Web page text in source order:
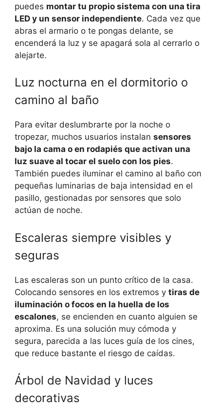
puedes montar tu propio sistema con una tira
LED y un sensor independiente. Cada vez que
abras el armario o te pongas delante, se
encenderá la luz y se apagará sola al cerrarlo o
alejarte.
Luz nocturna en el dormitorio o
camino al baño
Para evitar deslumbrarte por la noche o
tropezar, muchos usuarios instalan sensores
bajo la cama o en rodapiés que activan una
luz suave al tocar el suelo con los pies.
También puedes iluminar el camino al baño con
pequeñas luminarias de baja intensidad en el
pasillo, gestionadas por sensores que solo
actúan de noche.
Escaleras siempre visibles y
seguras
Las escaleras son un punto crítico de la casa.
Colocando sensores en los extremos y tiras de
iluminación o focos en la huella de los
escalones, se encienden en cuanto alguien se
aproxima. Es una solución muy cómoda y
segura, parecida a las luces guía de los cines,
que reduce bastante el riesgo de caídas.
Árbol de Navidad y luces
decorativas